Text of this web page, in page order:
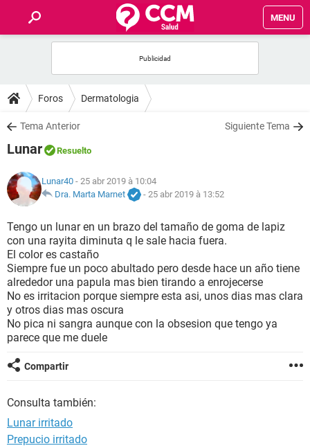
MENU
FORUMS
SALUD
NUTRICIÓN
BIENESTAR
SEXUALIDAD
GLOSARIO
Foros Dermatologia
Tema Anterior Siguiente Tema
Lunar Resuelto
Lunar40 - 25 abr 2019 à 10:04
Dra. Marta Marnet
- 25 abr 2019 à 13:52
Tengo un lunar en un brazo del tamaño de goma de lapiz
con una rayita diminuta q le sale hacia fuera.
El color es castaño
Siempre fue un poco abultado pero desde hace un año tiene
alrededor una papula mas bien tirando a enrojecerse
No es irritacion porque siempre esta asi, unos dias mas clara
y otros dias mas oscura
No pica ni sangra aunque con la obsesion que tengo ya
parece que me duele
Compartir
Consulta también:
Lunar irritado
Prepucio irritado